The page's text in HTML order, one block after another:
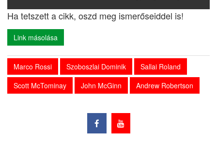
Ha tetszett a cikk, oszd meg ismerőseiddel is!
Link másolása
Marco Rossi Szoboszlai Dominik
Sallai Roland
Scott McTominay
John McGinn Andrew Robertson